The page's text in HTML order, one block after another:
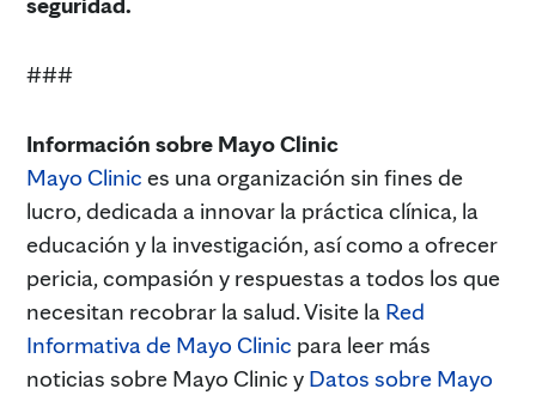
###
Información sobre Mayo Clinic
Mayo Clinic es una organización sin fines de
lucro, dedicada a innovar la práctica clínica, la
educación y la investigación, así como a ofrecer
pericia, compasión y respuestas a todos los que
necesitan recobrar la salud. Visite la Red
Informativa de Mayo Clinic para leer más
noticias sobre Mayo Clinic y Datos sobre Mayo